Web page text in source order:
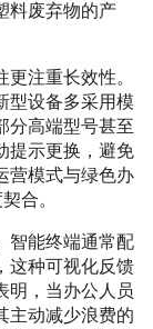
料废弃物的产
注重长效性。
型设备多采用模
分高端型号甚至
提示更换，避免
营模式与绿色办
合。
智能终端通常配
这种可视化反馈
明，当办公人员
主动减少浪费的